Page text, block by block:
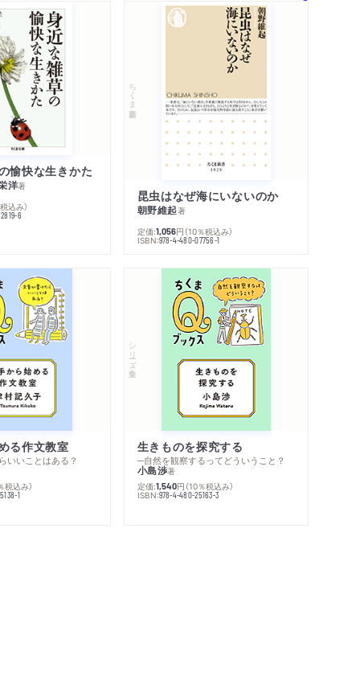
愉快な生きかた
洋著
込み）
6
ちくま新書
昆虫はなぜ海にいないのか
朝野維起著
定価:1,056円 （10％税込み）
ISBN:978-4-480-07756-1
る作文教室
いいことはある？
税込み）
1
シリーズ・全集
生きものを探究する
─自然を観察するってどういうこと？
小島渉著
定価:1,540円 （10％税込み）
ISBN:978-4-480-25163-3